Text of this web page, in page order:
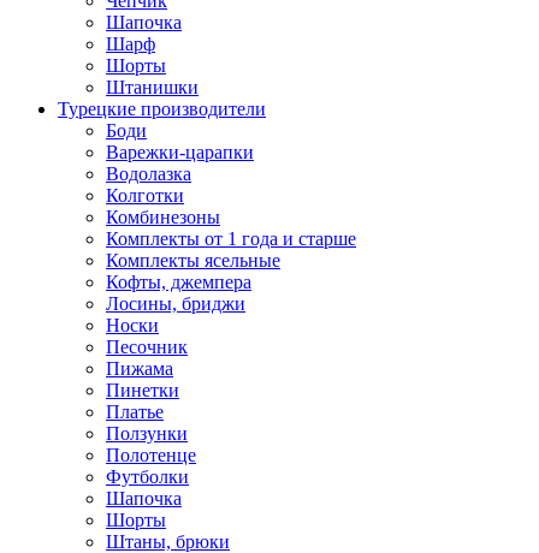
Шапочка
Шарф
Шорты
Штанишки
Турецкие производители
Боди
Варежки-царапки
Водолазка
Колготки
Комбинезоны
Комплекты от 1 года и старше
Комплекты ясельные
Кофты, джемпера
Лосины, бриджи
Носки
Песочник
Пижама
Пинетки
Платье
Ползунки
Полотенце
Футболки
Шапочка
Шорты
Штаны, брюки